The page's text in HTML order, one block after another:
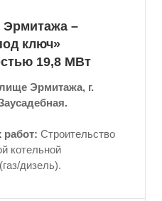
–
ключ»
19,8 МВт
Эрмитажа, г.
Строительство
котельной
дизель).